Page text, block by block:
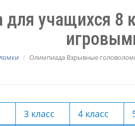
учащихся 8
Олимпиада Взрывные
3 класс 4 класс